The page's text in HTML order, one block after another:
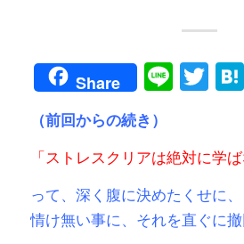
Share Line
（前回からの続き）
「ストレスクリアは絶対に学ば
って、深く腹に決めたくせに、
情け無い事に、それを直ぐに撤